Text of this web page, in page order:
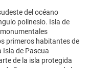
del océano
polinesio. Isla de
primeros habitantes de
Isla de Pascua
de la isla protegida